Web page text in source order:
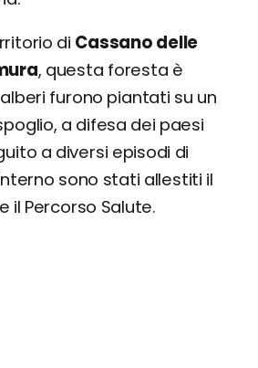
di Cassano delle
, questa foresta è
furono piantati su un
a difesa dei paesi
a diversi episodi di
sono stati allestiti il
il Percorso Salute.